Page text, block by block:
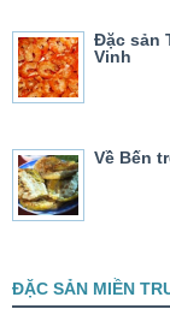
Đặc sản
Vinh
Về Bến
ĐẶC SẢN MIỀN